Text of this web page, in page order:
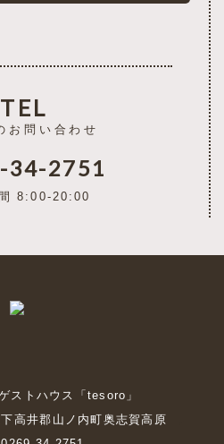
TEL
お問い合わせ
34-2751
8:00-20:00
ストハウス「tesoro」
高井郡山ノ内町奥志賀高原